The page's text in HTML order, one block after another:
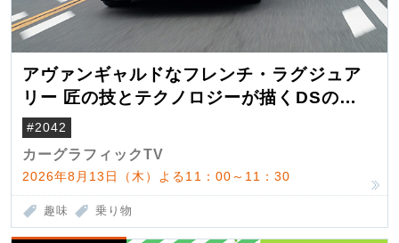
アヴァンギャルドなフレンチ・ラグジュア
リー 匠の技とテクノロジーが描くDSの世
界観
#2042
カーグラフィックTV
2026年8月13日（木）よる11：00～11：30
趣味 乗り物